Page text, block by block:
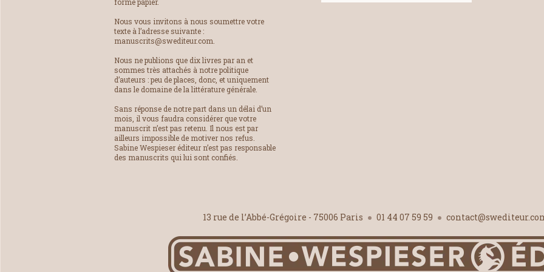
forme papier.
Nous vous invitons à nous soumettre votre
texte à l’adresse suivante :
manuscrits@swediteur.com.
Nous ne publions que dix livres par an et
sommes très attachés à notre politique
d’auteurs : peu de places, donc, et uniquement
dans le domaine de la littérature générale.
Sans réponse de notre part dans un délai d’un
mois, il vous faudra considérer que votre
manuscrit n’est pas retenu. Il nous est par
ailleurs impossible de motiver nos refus.
Sabine Wespieser éditeur n’est pas responsable
des manuscrits qui lui sont confiés.
13 rue de l’Abbé-Grégoire - 75006 Paris 01 44 07 59 59